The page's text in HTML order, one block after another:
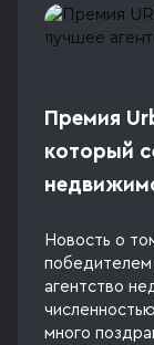
Премия
который
Новость о
победителем
агентство
много